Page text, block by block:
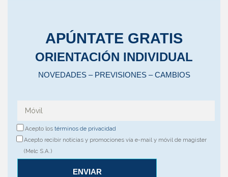
APÚNTATE GRATIS
ORIENTACIÓN INDIVIDUAL
NOVEDADES – PREVISIONES – CAMBIOS
Acepto los términos de privacidad
Acepto recibir noticias y promociones vía e-mail y móvil de magister
(Melc S.A.)
ENVIAR